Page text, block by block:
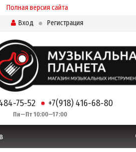
Полная версия сайта
Вход
Регистрация
75-52 +7(918) 416-68-80
Пн—Пт 10:00—17:00